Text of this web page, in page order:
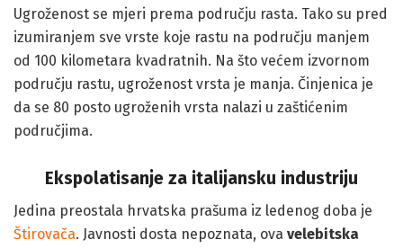
Ugroženost se mjeri prema području rasta. Tako su pred
izumiranjem sve vrste koje rastu na području manjem
od 100 kilometara kvadratnih. Na što većem izvornom
području rastu, ugroženost vrsta je manja. Činjenica je
da se 80 posto ugroženih vrsta nalazi u zaštićenim
područjima.
Ekspolatisanje za italijansku industriju
Jedina preostala hrvatska prašuma iz ledenog doba je
Štirovača. Javnosti dosta nepoznata, ova velebitska